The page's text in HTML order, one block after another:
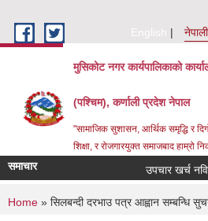
English
नेपाली
मुसिकोट नगर कार्यपालिकाको
(पश्चिम), कर्णाली प्रदेश नेपाल
"सामाजिक सुशासन, आर्थिक समृद्धि र
शिक्षा, र रोजगारयुक्त समाजबाद हाम्रो
समाचार उपचार खर्च
You are here
Home » सिलबन्दी दरभाउ पत्र आह्वान सम्बन्धि